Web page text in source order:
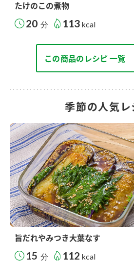
たけのこの煮物
20 分 113 kcal
この商品のレシピ 一覧
季節の人気レ
旨だれやみつき大葉なす
15 分 112 kcal